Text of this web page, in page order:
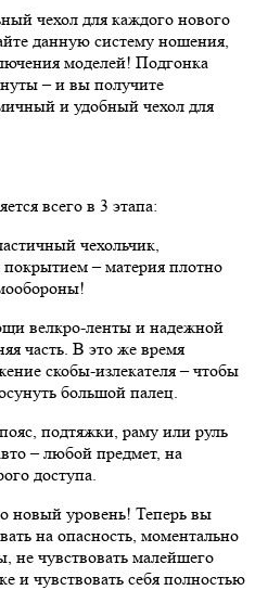
чехол для каждого нового
данную систему ношения,
моделей! Подгонка
– и вы получите
и удобный чехол для
всего в 3 этапа:
чехольчик,
– материя плотно
велкро-ленты и надежной
часть. В это же время
скобы-излекателя – чтобы
большой палец.
подтяжки, раму или руль
– любой предмет, на
доступа.
новый уровень! Теперь вы
на опасность, моментально
не чувствовать малейшего
и чувствовать себя полностью